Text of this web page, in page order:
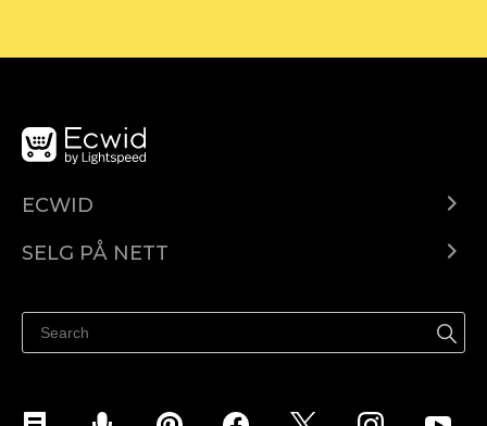
ECWID
Pris
SELG PÅ NETT
Selg på Facebook
Selg på Instagram